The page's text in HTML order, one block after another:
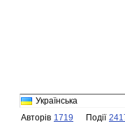
Українська
Авторів 1719 Події